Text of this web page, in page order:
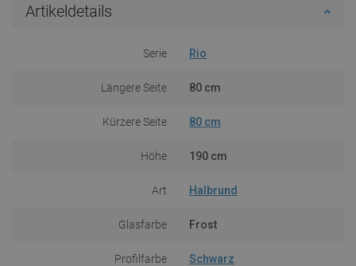
Artikeldetails
Serie Rio
Längere Seite 80 cm
Kürzere Seite 80 cm
Höhe 190 cm
Art Halbrund
Glasfarbe Frost
Profilfarbe Schwarz